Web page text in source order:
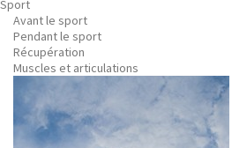
Sport
Avant le sport
Pendant le sport
Récupération
Muscles et articulations